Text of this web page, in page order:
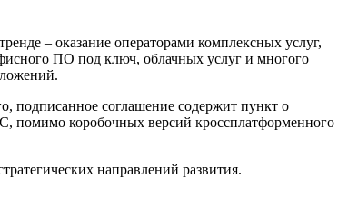
– оказание операторами комплексных услуг,
ПО под ключ, облачных услуг и многого
подписанное соглашение содержит пункт о
помимо коробочных версий кроссплатформенного
направлений развития.